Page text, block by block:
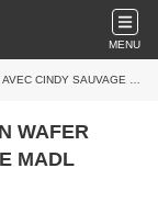
MENU
DE MADL CREATIONS
WAFER
MADL